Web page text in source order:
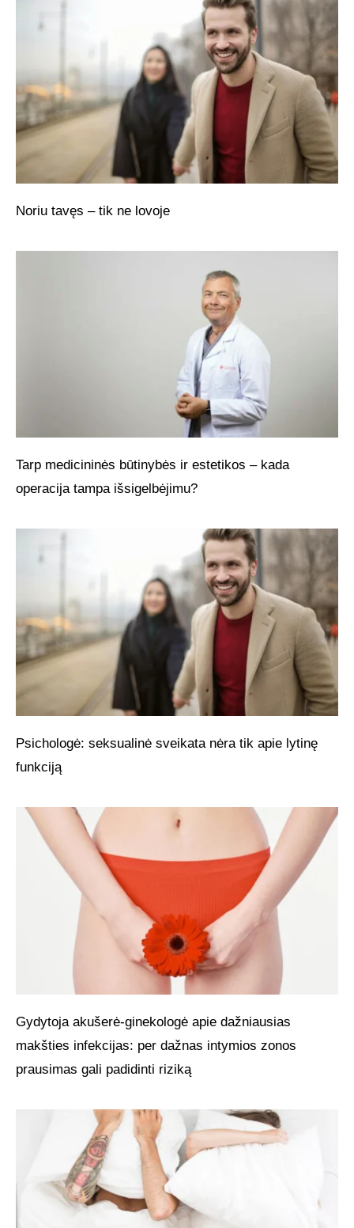
Noriu tavęs – tik ne lovoje
Tarp medicininės būtinybės ir estetikos – kada
operacija tampa išsigelbėjimu?
Psichologė: seksualinė sveikata nėra tik apie lytinę
funkciją
Gydytoja akušerė-ginekologė apie dažniausias
makšties infekcijas: per dažnas intymios zonos
prausimas gali padidinti riziką